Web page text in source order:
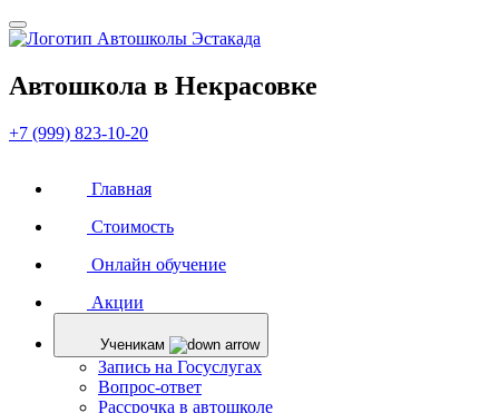
Автошкола в Некрасовке
+7 (999) 823-10-20
Главная
Стоимость
Онлайн обучение
Акции
Ученикам
Запись на Госуслугах
Вопрос-ответ
Рассрочка в автошколе